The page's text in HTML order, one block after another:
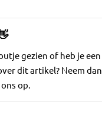
gezien of heb je een
dit artikel? Neem dan
op.